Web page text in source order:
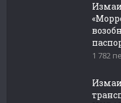
1 782